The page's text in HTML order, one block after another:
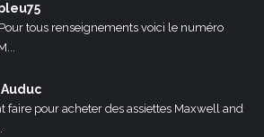
tous renseignements voici le numéro
faire pour acheter des assiettes Maxwell and